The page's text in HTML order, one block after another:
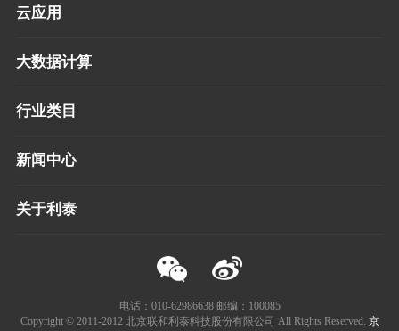
云应用
大数据计算
行业类目
新闻中心
关于利泰
电话：010-62986638 邮编：100085
Copyright © 2011-2012 北京联和利泰科技股份有限公司 All Rights Reserved. 京